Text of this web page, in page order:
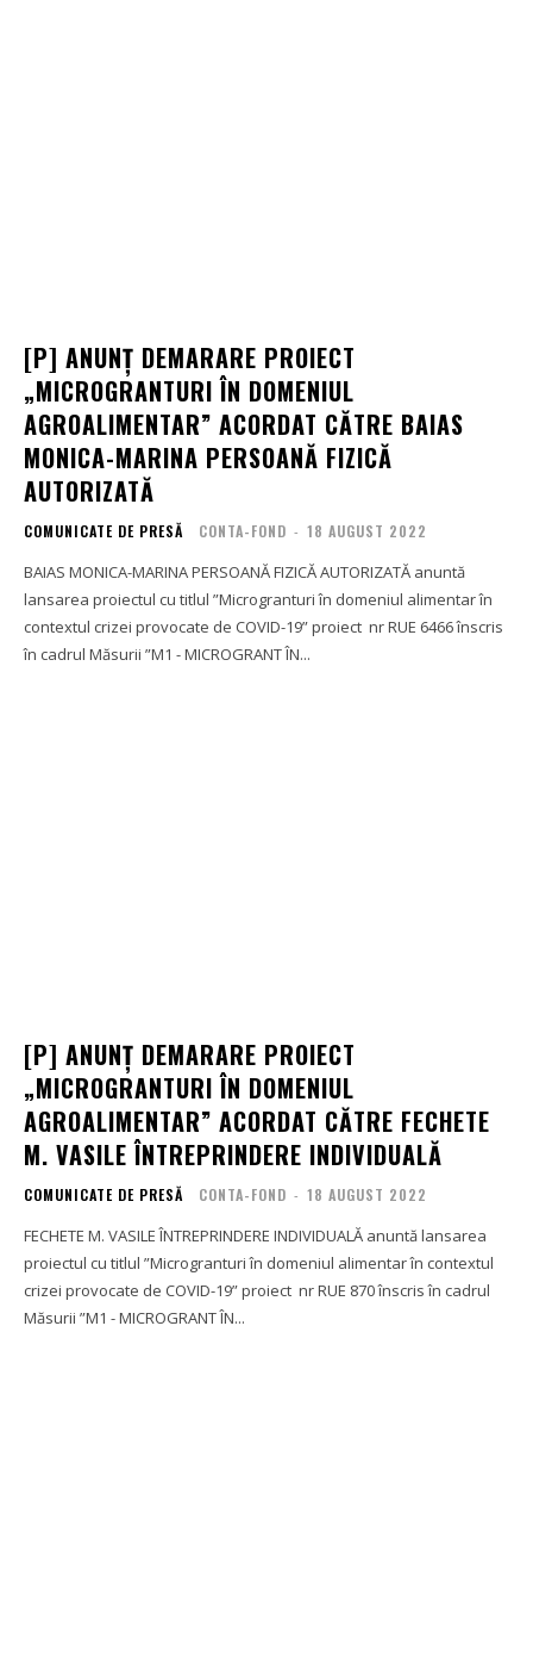
[P] ANUNȚ DEMARARE PROIECT
„MICROGRANTURI ÎN DOMENIUL
AGROALIMENTAR” ACORDAT CĂTRE BAIAS
MONICA-MARINA PERSOANĂ FIZICĂ
AUTORIZATĂ
COMUNICATE DE PRESĂ CONTA-FOND - 18 AUGUST 2022
BAIAS MONICA-MARINA PERSOANĂ FIZICĂ AUTORIZATĂ anuntă
lansarea proiectul cu titlul ”Microgranturi în domeniul alimentar în
contextul crizei provocate de COVID-19” proiect nr RUE 6466 înscris
în cadrul Măsurii ”M1 - MICROGRANT ÎN...
[P] ANUNȚ DEMARARE PROIECT
„MICROGRANTURI ÎN DOMENIUL
AGROALIMENTAR” ACORDAT CĂTRE FECHETE
M. VASILE ÎNTREPRINDERE INDIVIDUALĂ
COMUNICATE DE PRESĂ CONTA-FOND - 18 AUGUST 2022
FECHETE M. VASILE ÎNTREPRINDERE INDIVIDUALĂ anuntă lansarea
proiectul cu titlul ”Microgranturi în domeniul alimentar în contextul
crizei provocate de COVID-19” proiect nr RUE 870 înscris în cadrul
Măsurii ”M1 - MICROGRANT ÎN...